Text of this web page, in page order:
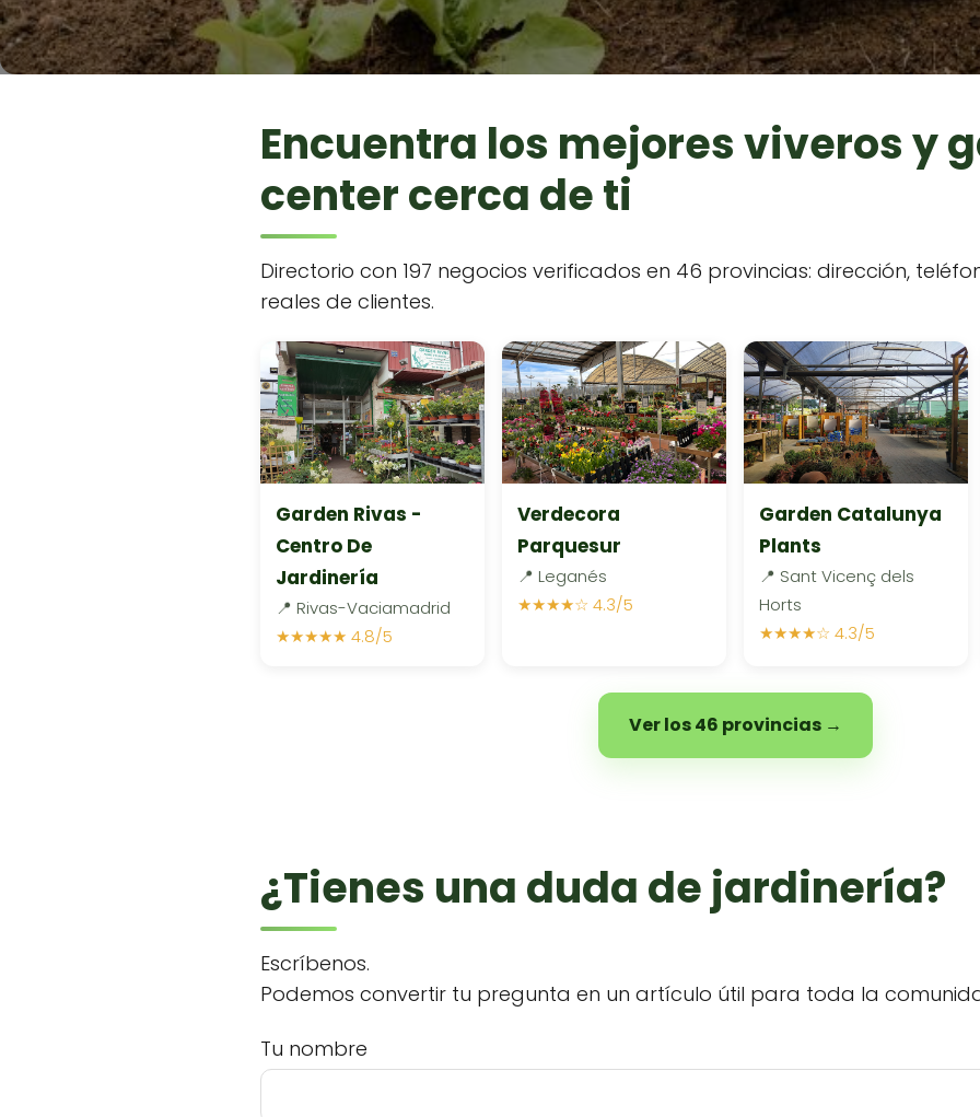
Encuentra los mejores viveros y
center cerca de ti
Directorio con 197 negocios verificados en 46 provincias: dirección,
reales de clientes.
Garden Rivas -
Centro De
Jardinería
📍 Rivas-Vaciamadrid
★★★★★ 4.8/5
Verdecora
Parquesur
📍 Leganés
★★★★☆ 4.3/5
Garden Catalunya
Plants
📍 Sant Vicenç dels
Horts
★★★★☆ 4.3/5
Ver los 46 provincias →
¿Tienes una duda de jardinería?
Escríbenos.
Podemos convertir tu pregunta en un artículo útil para toda la
Tu nombre